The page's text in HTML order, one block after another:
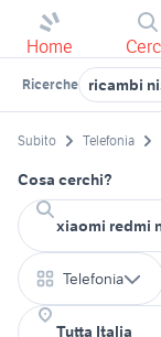
Home
Ricerche ricambi
Subito Telefonia
Cosa cerchi?
Telefonia